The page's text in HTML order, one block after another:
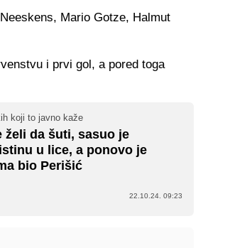
Mario Gotze, Halmut
i prvi gol, a pored toga
koji to javno kaže
želi da šuti, sasuo je
u lice, a ponovo je
bio Perišić
22.10.24. 09:23